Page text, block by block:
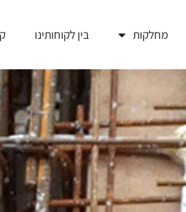
מחלקות בין לקוחותינו